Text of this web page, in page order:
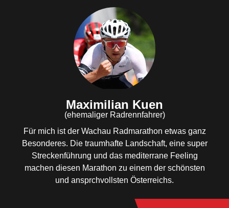
Maximilian Kuen
(ehemaliger Radrennfahrer)
Für mich ist der Wachau Radmarathon etwas ganz
Besonderes. Die traumhafte Landschaft, eine super
Streckenführung und das mediterrane Feeling
machen diesen Marathon zu einem der schönsten
und ansprchvollsten Österreichs.